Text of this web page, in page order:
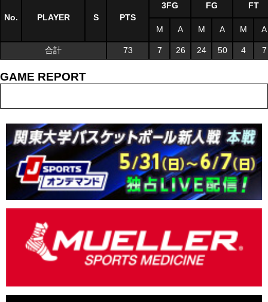
No. PLAYER S PTS
3FG FG FT
M A M A M A
合計 73 7 26 24 50 4 7
GAME REPORT